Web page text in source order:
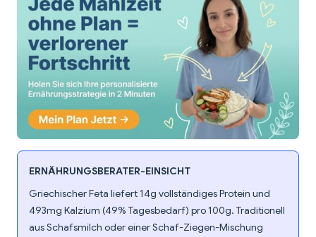
ERNÄHRUNGSBERATER-EINSICHT
Griechischer Feta liefert 14g vollständiges Protein und
493mg Kalzium (49% Tagesbedarf) pro 100g. Traditionell
aus Schafsmilch oder einer Schaf-Ziegen-Mischung